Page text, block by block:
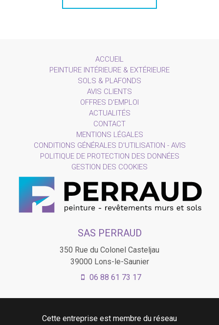
ACCUEIL
PEINTURE INTÉRIEURE & EXTÉRIEURE
SOLS & PLAFONDS
AVIS CLIENTS
OFFRES D'EMPLOI
ACTUALITÉS
CONTACT
MENTIONS LÉGALES
CONDITIONS GÉNÉRALES D'UTILISATION - AVIS
POLITIQUE DE PROTECTION DES DONNÉES
GESTION DES COOKIES
SAS PERRAUD
350 Rue du Colonel Casteljau
39000 Lons-le-Saunier
06 88 61 73 17
Cette entreprise est membre du réseau